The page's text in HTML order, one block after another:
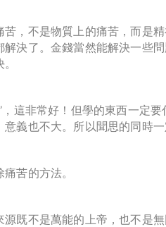
，不是物質上的痛苦，而是
決了。金錢當然能解決一些
，這非常好！但學的東西一定
義也不大。所以聞思的同時一
苦的方法。
既不是萬能的上帝，也不是